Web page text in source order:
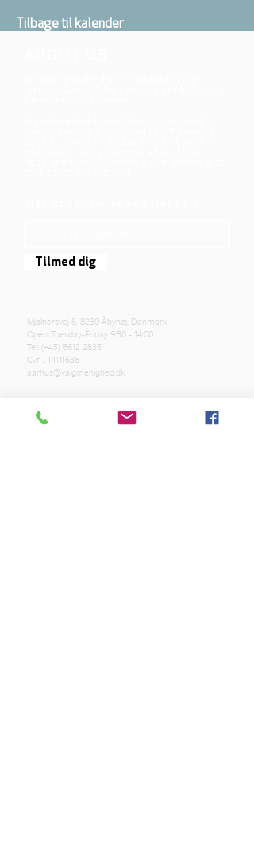
Tilbage til kalender
Tilmed dig
Mjølnersvej 6, 8230 Åbyhøj, Denmark
Open: Tuesday-Friday 9:30 - 14:00
Tel: (+45) 8612 2835
Cvr .: 14111638
aarhus@valgmenighed.dk
Terms and Conditions